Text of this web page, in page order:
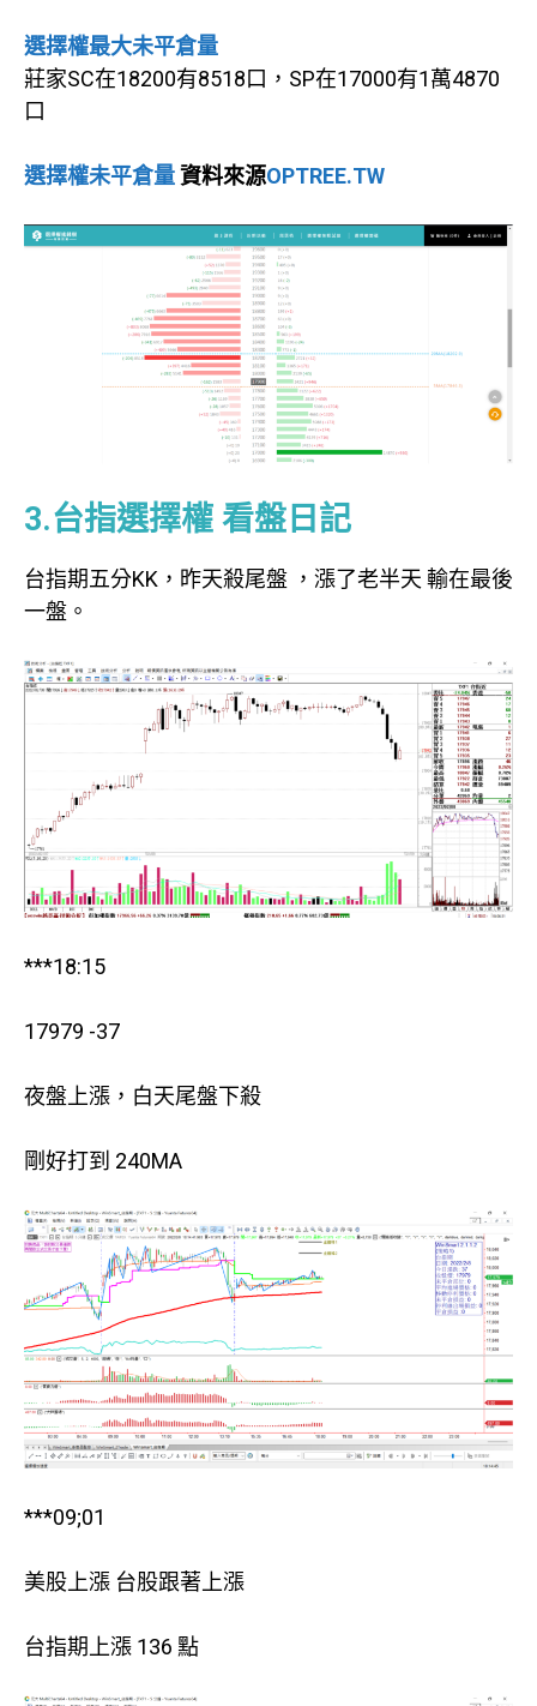
選擇權最大未平倉量
莊家SC在18200有8518口，SP在17000有1萬4870
口
選擇權未平倉量資料來源OPTREE.TW
3.台指選擇權 看盤日記
台指期五分KK，昨天殺尾盤 ，漲了老半天 輸在最後
一盤。
***18:15
17979 -37
夜盤上漲，白天尾盤下殺
剛好打到 240MA
***09;01
美股上漲 台股跟著上漲
台指期上漲 136 點